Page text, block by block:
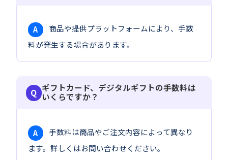
A
商品や提供プラットフォームにより、手数
料が発生する場合があります。
ギフトカード、デジタルギフトの手数料は
いくらですか？
A
手数料は商品やご注文内容によって異なり
ます。詳しくはお問い合わせください。